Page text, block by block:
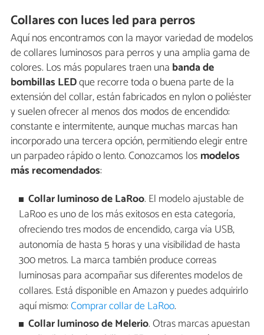
Collares con luces led para perros
Aquí nos encontramos con la mayor variedad de modelos
de collares luminosos para perros y una amplia gama de
colores. Los más populares traen una banda de
bombillas LEDque recorre toda o buena parte de la
extensión del collar, están fabricados en nylon o poliéster
y suelen ofrecer al menos dos modos de encendido:
constante e intermitente, aunque muchas marcas han
incorporado una tercera opción, permitiendo elegir entre
un parpadeo rápido o lento. Conozcamos los modelos
más recomendados:
Collar luminoso de LaRoo. El modelo ajustable de
LaRoo es uno de los más exitosos en esta categoría,
ofreciendo tres modos de encendido, carga vía USB,
autonomía de hasta 5 horas y una visibilidad de hasta
300 metros. La marca también produce correas
luminosas para acompañar sus diferentes modelos de
collares. Está disponible en Amazon y puedes adquirirlo
aquí mismo:Comprar collar de LaRoo.
Collar luminoso de Melerio. Otras marcas apuestan